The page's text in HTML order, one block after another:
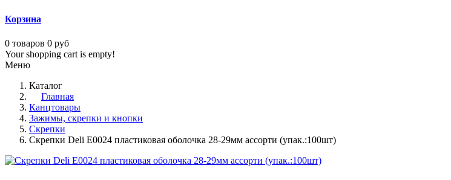
Корзина
0 товаров 0 руб
Your shopping cart is empty!
Меню
Каталог
Главная
Канцтовары
Зажимы, скрепки и кнопки
Скрепки
Скрепки Deli E0024 пластиковая оболочка 28-29мм ассорти (упак.:100шт)